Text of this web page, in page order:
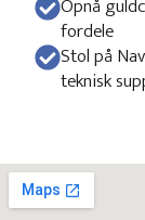
Opnå
fordele
Stol på
teknisk